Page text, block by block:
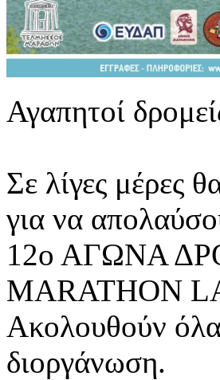
Αγαπητοί
Σε λίγες
για να
12ο ΑΓΩΝΑ
MARATHON
Ακολουθούν
διοργάνωση.